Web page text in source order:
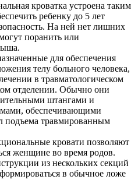
кроватка устроена таким
ребенку до 5 лет
На ней нет лишних
поранить или
для обеспечения
телу больного человека,
в травматологическом
отделении. Обычно они
штангами и
обеспечивающими
подъема травмированным
кровати позволяют
женщине во время родов.
из нескольких секций
в обычное ложе